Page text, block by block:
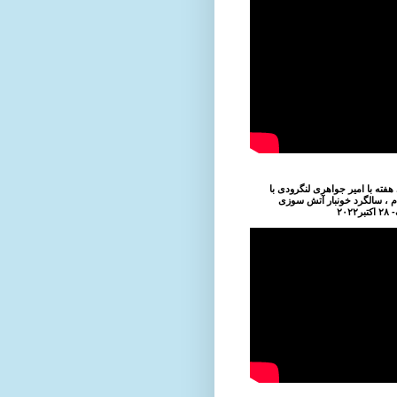
با امیر جواهری لنگرودی با
، سالگرد خونبار آتش سوزی